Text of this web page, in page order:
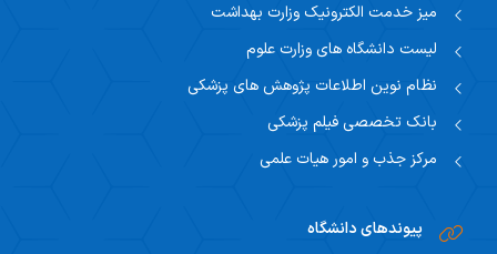
میز خدمت الکترونیک وزارت بهداشت
لیست دانشگاه های وزارت علوم
نظام نوین اطلاعات پژوهش های پزشکی
بانک تخصصی فیلم پزشکی
مرکز جذب و امور هیات علمی
پیوندهای دانشگاه